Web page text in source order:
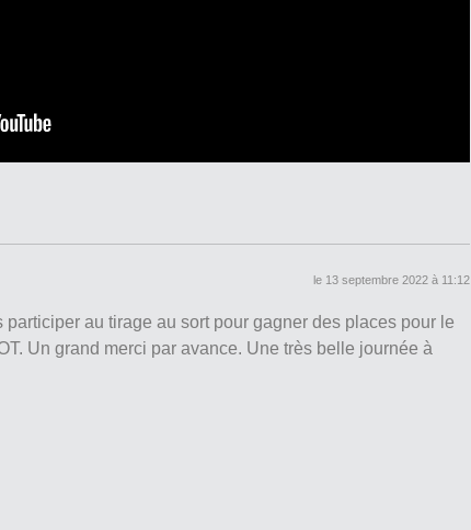
le 13 septembre 2022 à 11:12
au tirage au sort pour gagner des places pour le
Un grand merci par avance. Une très belle journée à